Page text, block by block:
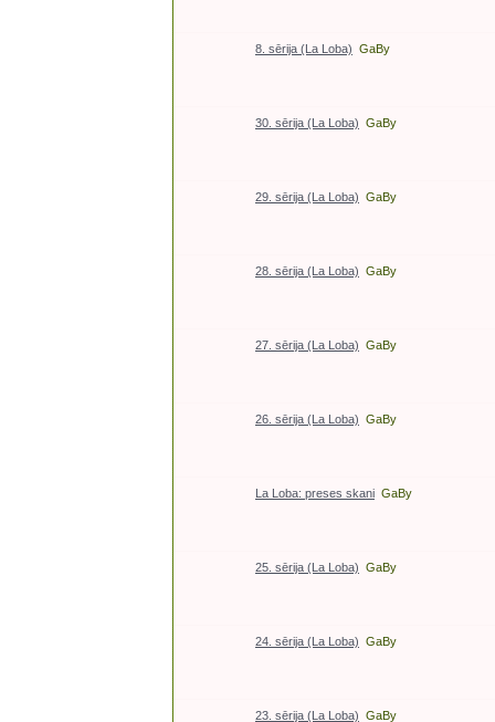
8. sērija (La Loba) GaBy
30. sērija (La Loba) GaBy
29. sērija (La Loba) GaBy
28. sērija (La Loba) GaBy
27. sērija (La Loba) GaBy
26. sērija (La Loba) GaBy
La Loba: preses skani GaBy
25. sērija (La Loba) GaBy
24. sērija (La Loba) GaBy
23. sērija (La Loba) GaBy